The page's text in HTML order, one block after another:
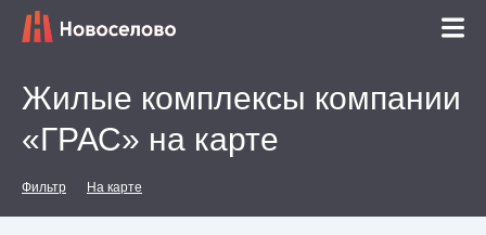
Жилые комплексы компании
«ГРАС» на карте
Фильтр На карте